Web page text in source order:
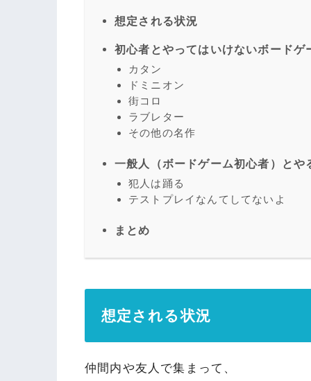
想定される状況
初心者とやってはいけないボードゲ
カタン
ドミニオン
街コロ
ラブレター
その他の名作
一般人（ボードゲーム初心者）とや
犯人は踊る
テストプレイなんてしてないよ
まとめ
想定される状況
仲間内や友人で集まって、